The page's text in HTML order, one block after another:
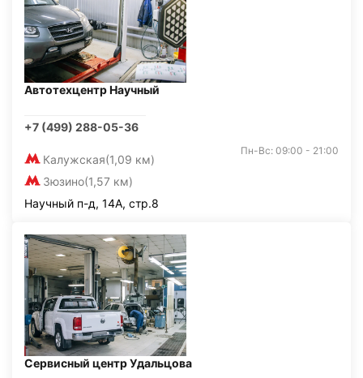
Автотехцентр Научный
+7 (499) 288-05-36
Калужская(1,09 км)
Зюзино(1,57 км)
Пн-Вс: 09:00 - 21:00
Научный п-д, 14А, стр.8
Сервисный центр Удальцова